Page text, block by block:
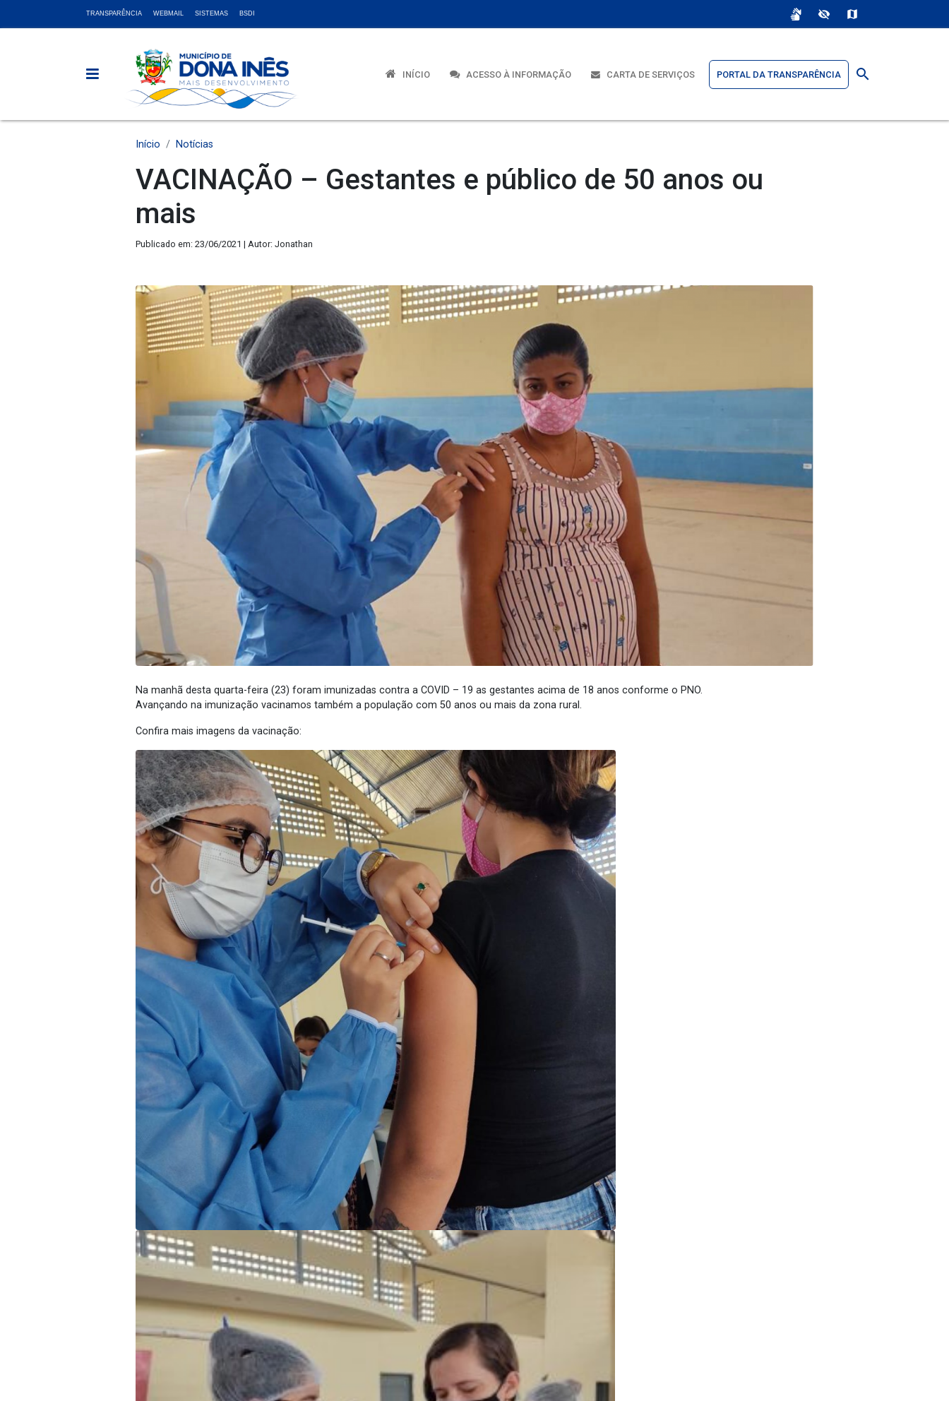
TRANSPARÊNCIA WEBMAIL SISTEMAS BSDI sign_language visibility_off map
INÍCIO ACESSO À INFORMAÇÃO CARTA DE SERVIÇOS PORTAL DA TRANSPARÊNCIA search
Início Notícias
VACINAÇÃO – Gestantes e público de 50 anos ou
mais
Publicado em: 23/06/2021 | Autor: Jonathan
Na manhã desta quarta-feira (23) foram imunizadas contra a COVID – 19 as gestantes acima de 18 anos conforme o PNO.
Avançando na imunização vacinamos também a população com 50 anos ou mais da zona rural.
Confira mais imagens da vacinação: